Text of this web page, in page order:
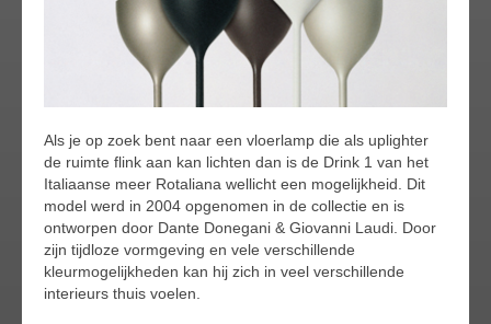
Als je op zoek bent naar een vloerlamp die als uplighter
de ruimte flink aan kan lichten dan is de Drink 1 van het
Italiaanse meer Rotaliana wellicht een mogelijkheid. Dit
model werd in 2004 opgenomen in de collectie en is
ontworpen door Dante Donegani & Giovanni Laudi. Door
zijn tijdloze vormgeving en vele verschillende
kleurmogelijkheden kan hij zich in veel verschillende
interieurs thuis voelen.